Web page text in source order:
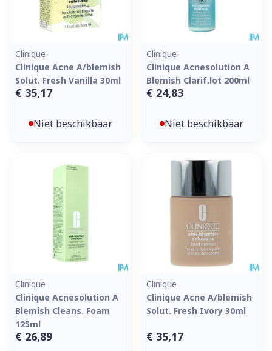
Clinique
Clinique Acne A/blemish
Solut. Fresh Vanilla 30ml
€ 35,17
Niet beschikbaar
Clinique
Clinique Acnesolution A
Blemish Clarif.lot 200ml
€ 24,83
Niet beschikbaar
Clinique
Clinique Acnesolution A
Blemish Cleans. Foam
125ml
€ 26,89
Clinique
Clinique Acne A/blemish
Solut. Fresh Ivory 30ml
€ 35,17